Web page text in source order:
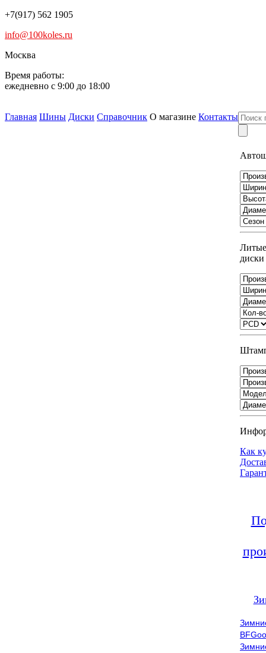
+7(917) 562 1905
info@100koles.ru
Москва
Время работы:
ежедневно с 9:00 до 18:00
Главная Шины Диски Справочник О магазине Контакты
Литые
диски
Как